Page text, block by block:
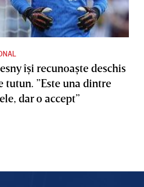
îşi recunoaşte deschis
tutun. ”Este una dintre
dar o accept”